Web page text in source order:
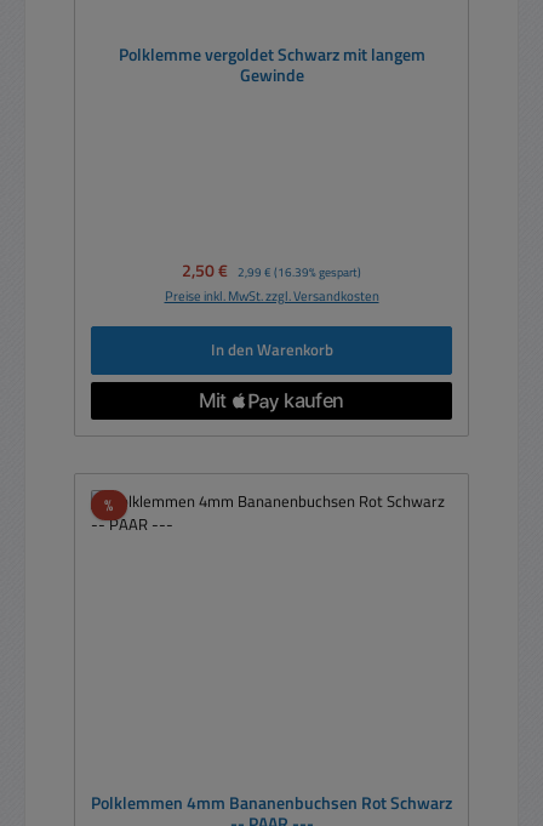
Polklemme vergoldet Schwarz mit langem
Gewinde
Verkaufspreis:
2,50 € Regulärer Preis:
2,99 € (16.39% gespart)
Preise inkl. MwSt. zzgl. Versandkosten
In den Warenkorb
%Rabatt
Polklemmen 4mm Bananenbuchsen Rot Schwarz